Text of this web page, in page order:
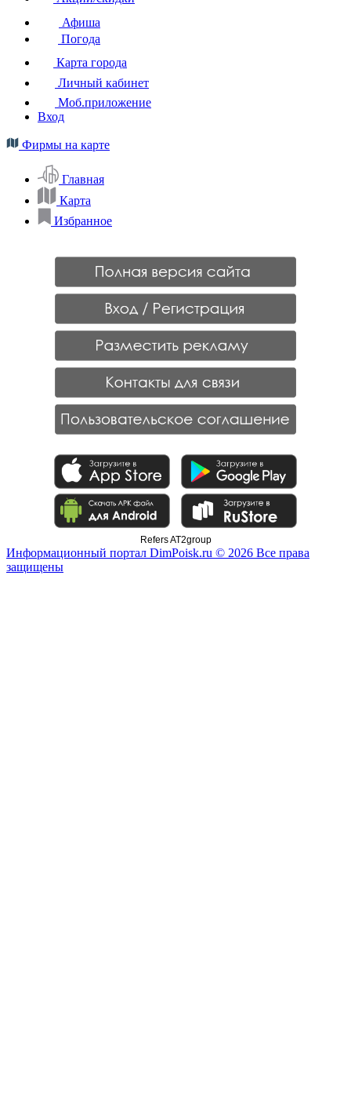
Афиша
Погода
Карта города
Личный кабинет
Моб.приложение
Вход
Фирмы на карте
Главная
Карта
Избранное
Refers AT2group
Информационный портал DimPoisk.ru © 2026 Все права
защищены